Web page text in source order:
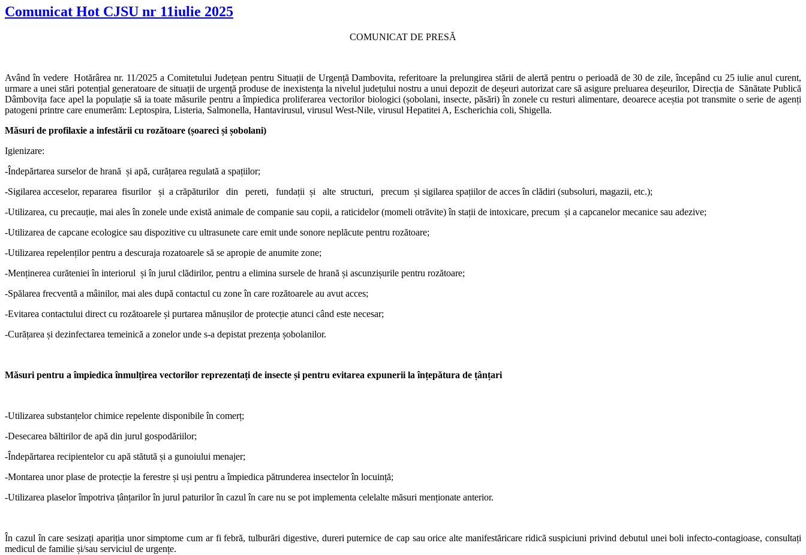
Comunicat Hot CJSU nr 11iulie 2025
COMUNICAT DE PRESĂ
Având în vedere Hotărârea nr. 11/2025 a Comitetului Județean pentru Situații de Urgență Dambovita, referitoare la prelungirea stării de alertă pentru o perioadă de 30 de zile, începând cu 25 iulie anul curent,
urmare a unei stări potențial generatoare de situații de urgență produse de inexistența la nivelul județului nostru a unui depozit de deșeuri autorizat care să asigure preluarea deșeurilor, Direcția de Sănătate Publică
Dâmbovița face apel la populație să ia toate măsurile pentru a împiedica proliferarea vectorilor biologici (șobolani, insecte, păsări) în zonele cu resturi alimentare, deoarece aceștia pot transmite o serie de agenți
patogeni printre care enumerăm: Leptospira, Listeria, Salmonella, Hantavirusul, virusul West-Nile, virusul Hepatitei A, Escherichia coli, Shigella.
Măsuri de profilaxie a infestării cu rozătoare (șoareci și șobolani)
Igienizare:
-Îndepărtarea surselor de hrană și apă, curățarea regulată a spațiilor;
-Sigilarea acceselor, repararea fisurilor și a crăpăturilor din pereti, fundații și alte structuri, precum și sigilarea spațiilor de acces în clădiri (subsoluri, magazii, etc.);
-Utilizarea, cu precauție, mai ales în zonele unde există animale de companie sau copii, a raticidelor (momeli otrăvite) în stații de intoxicare, precum și a capcanelor mecanice sau adezive;
-Utilizarea de capcane ecologice sau dispozitive cu ultrasunete care emit unde sonore neplăcute pentru rozătoare;
-Utilizarea repelenților pentru a descuraja rozatoarele să se apropie de anumite zone;
-Menținerea curăteniei în interiorul și în jurul clădirilor, pentru a elimina sursele de hrană și ascunzișurile pentru rozătoare;
-Spălarea frecventă a mâinilor, mai ales după contactul cu zone în care rozătoarele au avut acces;
-Evitarea contactului direct cu rozătoarele și purtarea mănușilor de protecție atunci când este necesar;
-Curățarea și dezinfectarea temeinică a zonelor unde s-a depistat prezența șobolanilor.
Măsuri pentru a împiedica înmulțirea vectorilor reprezentați de insecte și pentru evitarea expunerii la înțepătura de țânțari
-Utilizarea substanțelor chimice repelente disponibile în comerț;
-Desecarea băltirilor de apă din jurul gospodăriilor;
-Îndepărtarea recipientelor cu apă stătută și a gunoiului menajer;
-Montarea unor plase de protecție la ferestre și uși pentru a împiedica pătrunderea insectelor în locuință;
-Utilizarea plaselor împotriva țânțarilor în jurul paturilor în cazul în care nu se pot implementa celelalte măsuri menționate anterior.
În cazul în care sesizați apariția unor simptome cum ar fi febră, tulburări digestive, dureri puternice de cap sau orice alte manifestăricare ridică suspiciuni privind debutul unei boli infecto-contagioase, consultați
medicul de familie și/sau serviciul de urgențe.